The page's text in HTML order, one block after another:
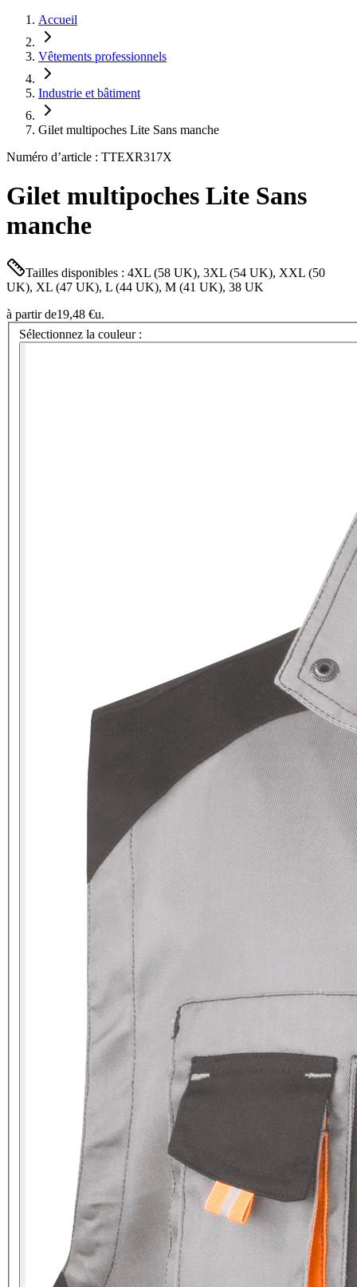
Accueil
Vêtements professionnels
Industrie et bâtiment
Gilet multipoches Lite Sans manche
Numéro d’article : TTEXR317X
Gilet multipoches Lite Sans
manche
Tailles disponibles : 4XL (58 UK), 3XL (54 UK), XXL (50
UK), XL (47 UK), L (44 UK), M (41 UK), 38 UK
à partir de19,48 €u.
Sélectionnez la couleur :